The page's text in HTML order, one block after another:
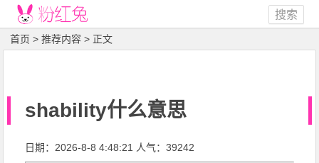
搜索
首页 >推荐内容 > 正文
shability什么意思
日期：2026-8-8 4:48:21 人气：39242